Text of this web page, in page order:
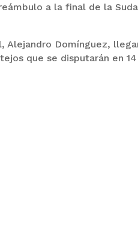
a la final de la
Alejandro Domínguez,
que se disputarán en